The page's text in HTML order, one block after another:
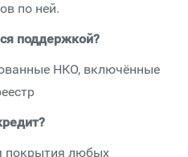
по ней.
поддержкой?
НКО, включённые
покрытия любых